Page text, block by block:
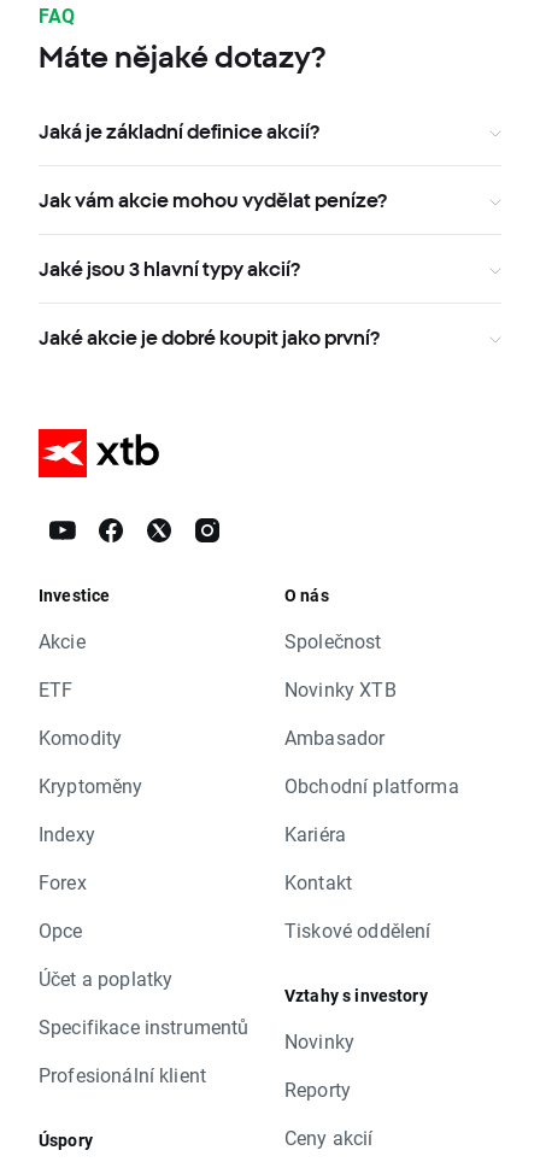
FAQ
Máte nějaké dotazy?
Jaká je základní definice akcií?
Jak vám akcie mohou vydělat peníze?
Jaké jsou 3 hlavní typy akcií?
Jaké akcie je dobré koupit jako první?
Investice
Akcie
ETF
Komodity
Kryptoměny
Indexy
Forex
Opce
Účet a poplatky
Specifikace instrumentů
Profesionální klient
Úspory
O nás
Společnost
Novinky XTB
Ambasador
Obchodní platforma
Kariéra
Kontakt
Tiskové oddělení
Vztahy s investory
Novinky
Reporty
Ceny akcií